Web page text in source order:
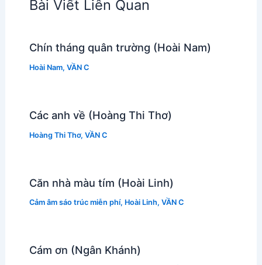
Bài Viết Liên Quan
Chín tháng quân trường (Hoài Nam)
Hoài Nam, VẦN C
Các anh về (Hoàng Thi Thơ)
Hoàng Thi Thơ, VẦN C
Căn nhà màu tím (Hoài Linh)
Cảm âm sáo trúc miễn phí, Hoài Linh, VẦN C
Cám ơn (Ngân Khánh)